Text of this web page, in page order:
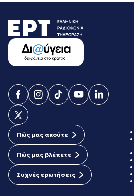
Πώς μας ακούτε
Πώς μας βλέπετε
Συχνές ερωτήσεις